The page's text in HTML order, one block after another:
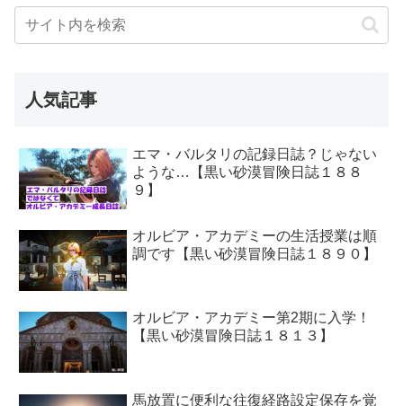
人気記事
エマ・バルタリの記録日誌？じゃない
ような…【黒い砂漠冒険日誌１８８
９】
オルビア・アカデミーの生活授業は順
調です【黒い砂漠冒険日誌１８９０】
オルビア・アカデミー第2期に入学！
【黒い砂漠冒険日誌１８１３】
馬放置に便利な往復経路設定保存を覚